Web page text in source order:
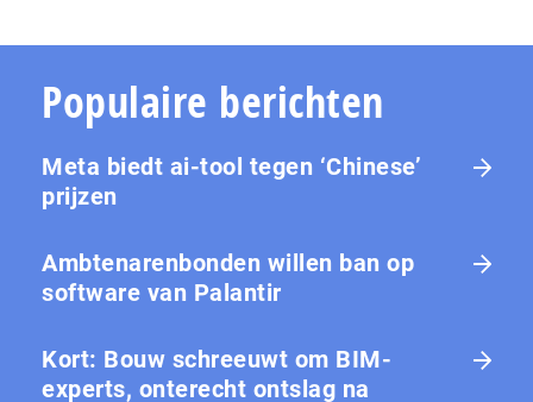
Populaire berichten
Meta biedt ai-tool tegen ‘Chinese’
prijzen
Ambtenarenbonden willen ban op
software van Palantir
Kort: Bouw schreeuwt om BIM-
experts, onterecht ontslag na